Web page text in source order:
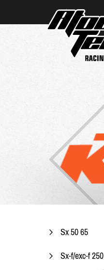
Sx 50 65
Sx-f/exc-f 250